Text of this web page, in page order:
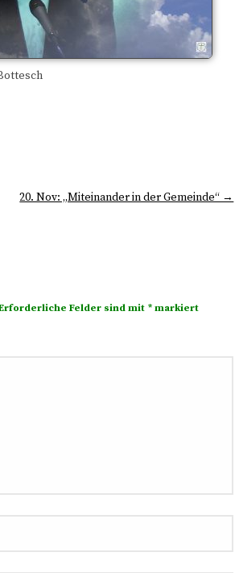
20. Nov: „Miteinander in der Gemeinde“ →
Felder sind mit * markiert